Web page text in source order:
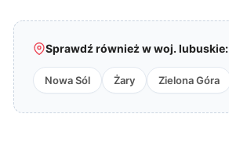
Sprawdź również w woj. lubuskie:
Nowa Sól Żary Zielona Góra